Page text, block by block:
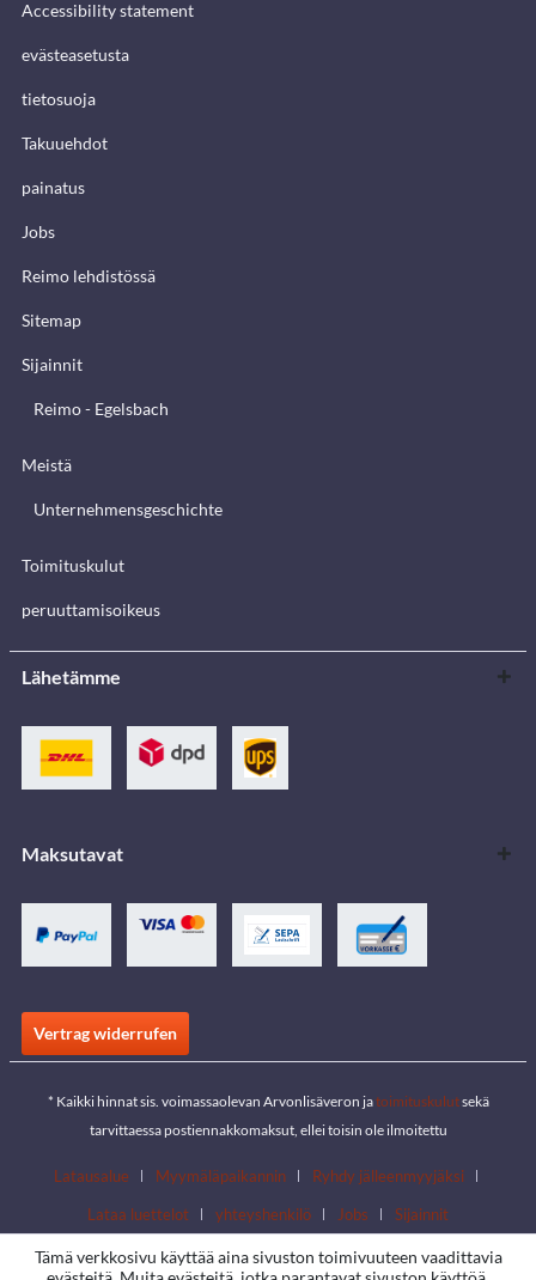
Accessibility statement
evästeasetusta
tietosuoja
Takuuehdot
painatus
Jobs
Reimo lehdistössä
Sitemap
Sijainnit
Reimo - Egelsbach
Meistä
Unternehmensgeschichte
Toimituskulut
peruuttamisoikeus
Lähetämme
Maksutavat
Vertrag widerrufen
* Kaikki hinnat sis. voimassaolevan Arvonlisäveron jatoimituskulutsekä
tarvittaessa postiennakkomaksut, ellei toisin ole ilmoitettu
Latausalue Myymäläpaikannin
Ryhdy jälleenmyyjäksi
Lataa luettelot
yhteyshenkilö Jobs Sijainnit
Tämä verkkosivu käyttää aina sivuston toimivuuteen vaadittavia